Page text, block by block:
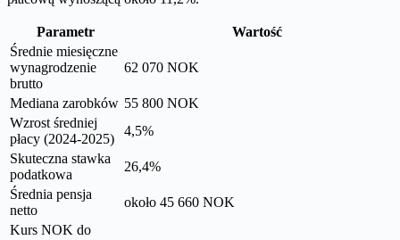
Parametr
Wartość
Średnie miesięczne
wynagrodzenie
brutto
62 070 NOK
Mediana zarobków 55 800 NOK
Wzrost średniej
płacy (2024-2025)
4,5%
Skuteczna stawka
podatkowa
26,4%
Średnia pensja
netto
około 45 660 NOK
Kurs NOK do